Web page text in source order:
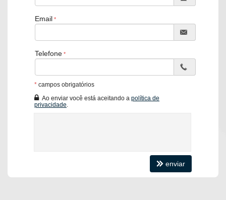
Características do Empreendimento
Salão de Festas
Portão Eletrônico
Piscina Infantil
Elevador
Entrada para Banhistas
Hall Decorado e Mobiliado
RoofTop
Email
Telefone
* campos obrigatórios
Ao enviar você está aceitando a política de
privacidade
enviar